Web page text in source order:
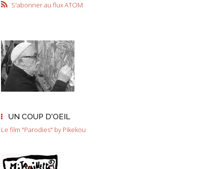
S'abonner au flux ATOM
UN COUP D'OEIL
Le film "Parodies" by Pikekou